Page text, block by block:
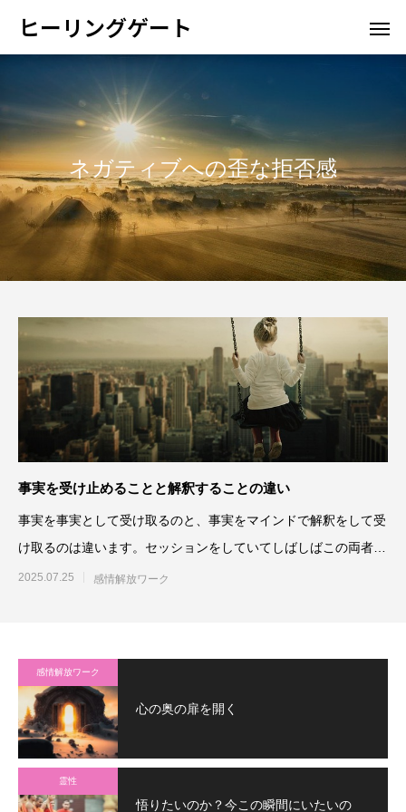
ヒーリングゲート
ネガティブへの歪な拒否感
事実を受け止めることと解釈することの違い
事実を事実として受け取るのと、事実をマインドで解釈をして受
け取るのは違います。セッションをしていてしばしばこの両者の
違いが引っか
2025.07.25 感情解放ワーク
感情解放ワーク
心の奥の扉を開く
霊性
悟りたいのか？今この瞬間にいたいの